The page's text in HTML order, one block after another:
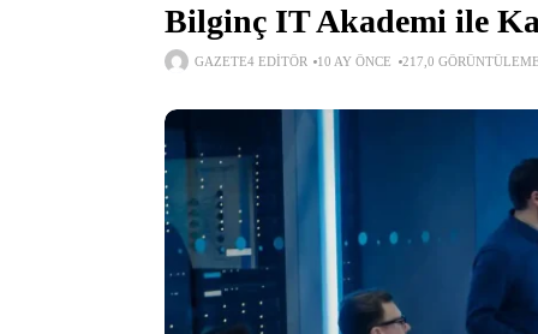
Bilginç IT Akademi ile
GAZETE4 EDITÖR 10 AY ÖNCE 217,0 GÖRÜNTÜLEME